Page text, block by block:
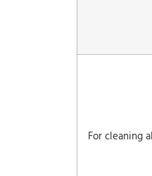
For cleaning